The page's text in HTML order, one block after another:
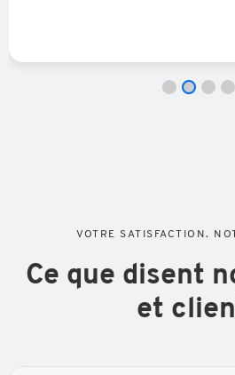
VOTRE SATISFACTION.
Ce que disent
et